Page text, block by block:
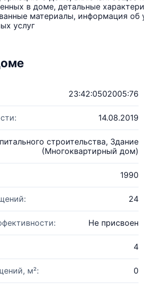
в доме, детальные
материалы, информация
услуг
23:42:0502005:76
14.08.2019
строительства, Здание
(Многоквартирный дом)
1990
24
Не присвоен
4
м²: 0